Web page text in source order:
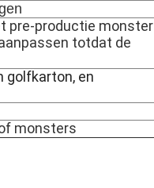
pre-productie monster
totdat de
golfkarton, en
monsters